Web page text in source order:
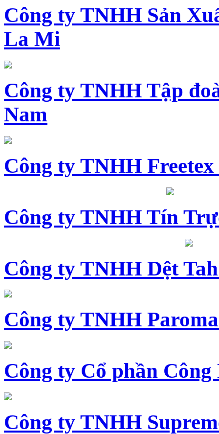
Công ty TNHH Sản
La Mi
Công ty TNHH Tập
Nam
Công ty TNHH
Công ty TNHH Tín
Công ty TNHH Dệt
Công ty TNHH
Công ty Cổ phần Công
Công ty TNHH